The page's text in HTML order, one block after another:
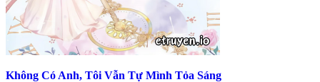
Không Có Anh, Tôi Vẫn Tự Mình Tỏa Sáng